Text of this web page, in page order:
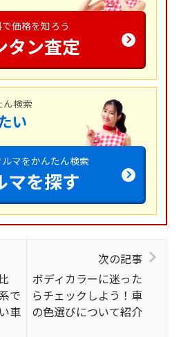
価格を知ろう
タン査定
ん検索
い
マをかんたん検索
マを探す
で
車
次の記事
ボディカラーに迷った
らチェックしよう！車
の色選びについて紹介